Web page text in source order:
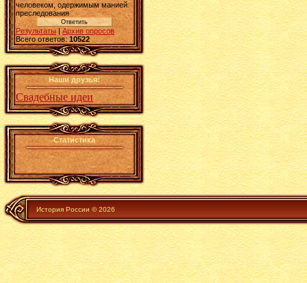
человеком, одержимым манией
преследования
Результаты | Архив опросов
Всего ответов:10522
Наши друзья:
Свадебные идеи
Статистика
История России © 2026